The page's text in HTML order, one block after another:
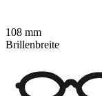
108 mm
Brillenbreite